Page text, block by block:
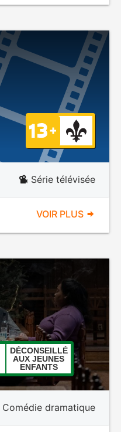
Série télévisée
VOIR PLUS
DÉCONSEILLÉ
AUX JEUNES
ENFANTS
Comédie dramatique